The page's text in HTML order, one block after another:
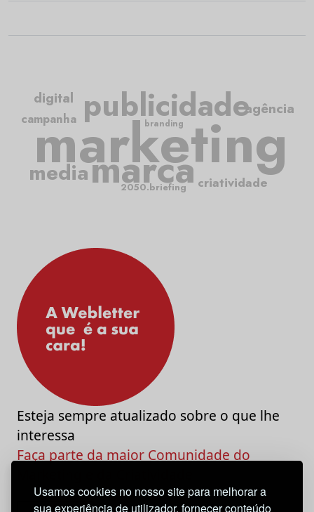
Usamos cookies no nosso site para melhorar a
sua experiência de utilizador, fornecer conteúdo
marketing
publicidade
marca criatividade
campanha
media
agência
digital
2050.briefing
branding
Esteja sempre atualizado sobre o que lhe
interessa
Faça parte da maior Comunidade do